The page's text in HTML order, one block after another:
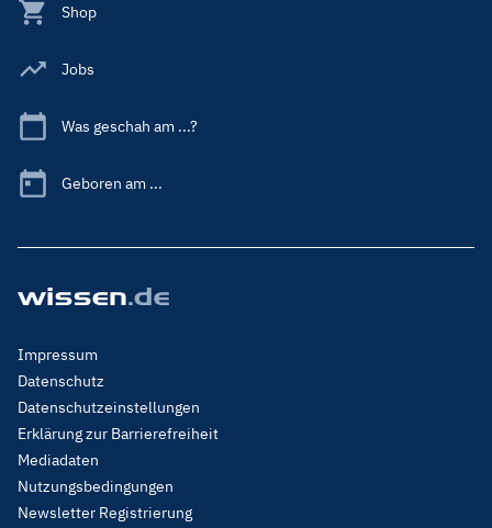
Shop
Jobs
Was geschah am ...?
Geboren am ...
Footer
Menu
Legal
Impressum
Datenschutz
Datenschutzeinstellungen
Erklärung zur Barrierefreiheit
Mediadaten
Nutzungsbedingungen
Newsletter Registrierung